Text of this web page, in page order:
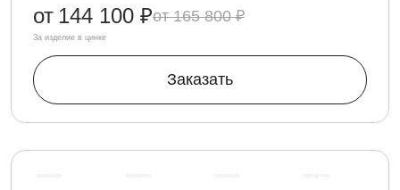
165 800 ₽
от 144 100 ₽
За изделие в цинке
Заказать